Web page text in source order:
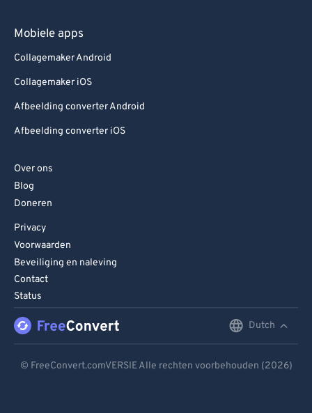
Mobiele apps
Collagemaker Android
Collagemaker iOS
Afbeelding converter Android
Afbeelding converter iOS
Over ons
Blog
Doneren
Privacy
Voorwaarden
Beveiliging en naleving
Contact
Status
Dutch
© FreeConvert.comVERSIE Alle rechten voorbehouden (2026)